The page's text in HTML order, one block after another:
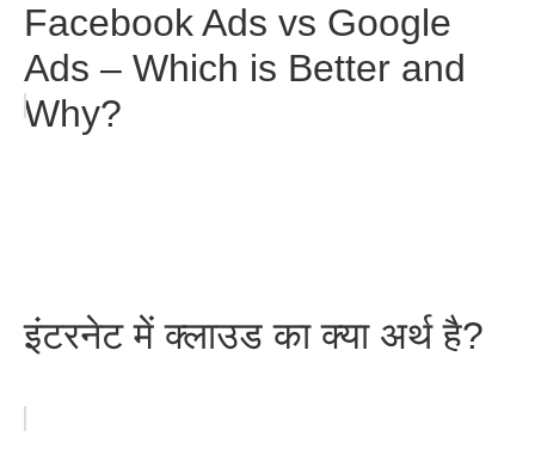
Facebook Ads vs Google
Ads – Which is Better and
Why?
इंटरनेट में क्लाउड का क्या अर्थ है?